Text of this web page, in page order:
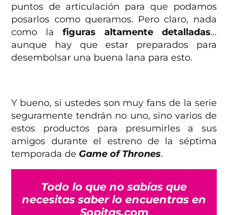
puntos de articulación para que podamos
posarlos como queramos. Pero claro, nada
como la figuras altamente detalladas…
aunque hay que estar preparados para
desembolsar una buena lana para esto.
Y bueno, si ustedes son muy fans de la serie
seguramente tendrán no uno, sino varios de
estos productos para presumirles a sus
amigos durante el estreno de la séptima
temporada de Game of Thrones.
Todo lo que no sabías que
necesitas saber lo encuentras en
Sopitas.com